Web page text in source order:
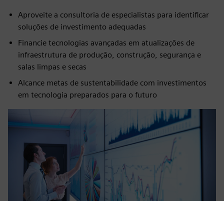
Aproveite a consultoria de especialistas para identificar
soluções de investimento adequadas
Financie tecnologias avançadas em atualizações de
infraestrutura de produção, construção, segurança e
salas limpas e secas
Alcance metas de sustentabilidade com investimentos
em tecnologia preparados para o futuro